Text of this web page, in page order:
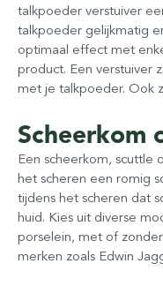
talkpoeder verstuiver
talkpoeder gelijkmatig
optimaal effect met
product. Een verstuiver
met je talkpoeder. Ook
Scheerkom
Een scheerkom,
het scheren een romig
tijdens het scheren dat
huid. Kies uit diverse
porselein, met of
merken zoals Edwin